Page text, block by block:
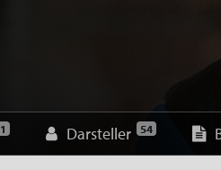
1 Darsteller 54